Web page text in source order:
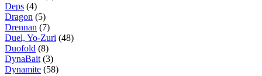
Deps (4)
Dragon (5)
Drennan (7)
Duel, Yo-Zuri (48)
Duofold (8)
DynaBait (3)
Dynamite (58)